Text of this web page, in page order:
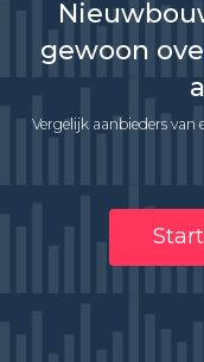
gewoon
Vergelijk aanbieders van